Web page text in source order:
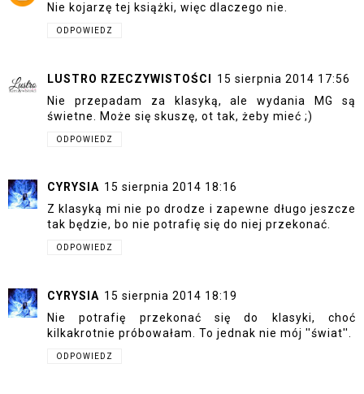
Nie kojarzę tej książki, więc dlaczego nie.
ODPOWIEDZ
LUSTRO RZECZYWISTOŚCI 15 sierpnia 2014 17:56
Nie przepadam za klasyką, ale wydania MG są
świetne. Może się skuszę, ot tak, żeby mieć ;)
ODPOWIEDZ
CYRYSIA 15 sierpnia 2014 18:16
Z klasyką mi nie po drodze i zapewne długo jeszcze
tak będzie, bo nie potrafię się do niej przekonać.
ODPOWIEDZ
CYRYSIA 15 sierpnia 2014 18:19
Nie potrafię przekonać się do klasyki, choć
kilkakrotnie próbowałam. To jednak nie mój ''świat''.
ODPOWIEDZ